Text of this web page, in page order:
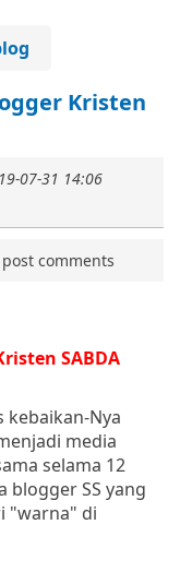
Kristen
07-31 14:06
comments
SABDA
kebaikan-Nya
media
selama 12
blogger SS yang
"warna" di